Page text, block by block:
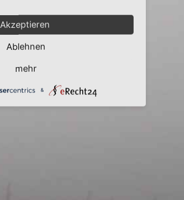
Akzeptieren
Ablehnen
mehr
&